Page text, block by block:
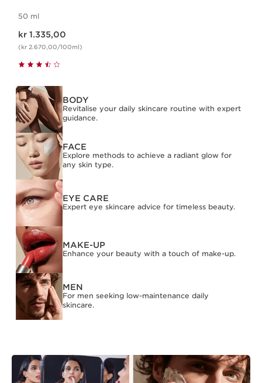
50 ml
kr 1.335,00
(kr 2.670,00/100ml)
BODY
Revitalise your daily skincare routine with expert
guidance.
FACE
Explore methods to achieve a radiant glow for
any skin type.
EYE CARE
Expert eye skincare advice for timeless beauty.
MAKE-UP
Enhance your beauty with a touch of make-up.
MEN
For men seeking low-maintenance daily
skincare.